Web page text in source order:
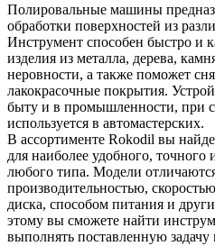
Полировальные машины
обработки поверхностей из
Инструмент способен быстро и
изделия из металла, дерева,
неровности, а также поможет
лакокрасочные покрытия.
быту и в промышленности, при
используется в автомастерских.
В ассортименте Rokodil вы
для наиболее удобного,
любого типа. Модели
производительностью,
диска, способом питания и
этому вы сможете найти
выполнять поставленную